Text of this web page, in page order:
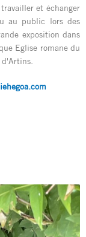
et échanger
au public lors des
exposition dans
Eglise romane du